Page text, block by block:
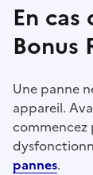
En cas
Bonus
Une panne
appareil.
pannes.